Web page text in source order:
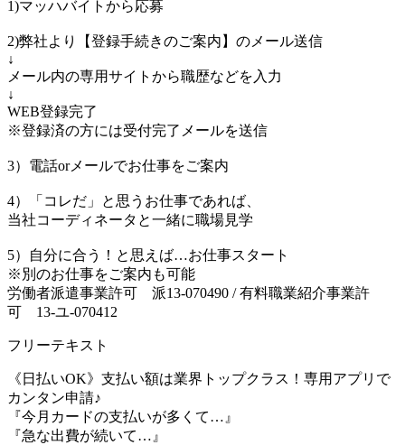
1)マッハバイトから応募
2)弊社より【登録手続きのご案内】のメール送信
↓
メール内の専用サイトから職歴などを入力
↓
WEB登録完了
※登録済の方には受付完了メールを送信
3）電話orメールでお仕事をご案内
4）「コレだ」と思うお仕事であれば、
当社コーディネータと一緒に職場見学
5）自分に合う！と思えば…お仕事スタート
※別のお仕事をご案内も可能
労働者派遣事業許可 派13-070490 / 有料職業紹介事業許
可 13-ユ-070412
フリーテキスト
《日払いOK》支払い額は業界トップクラス！専用アプリで
カンタン申請♪
『今月カードの支払いが多くて…』
『急な出費が続いて…』